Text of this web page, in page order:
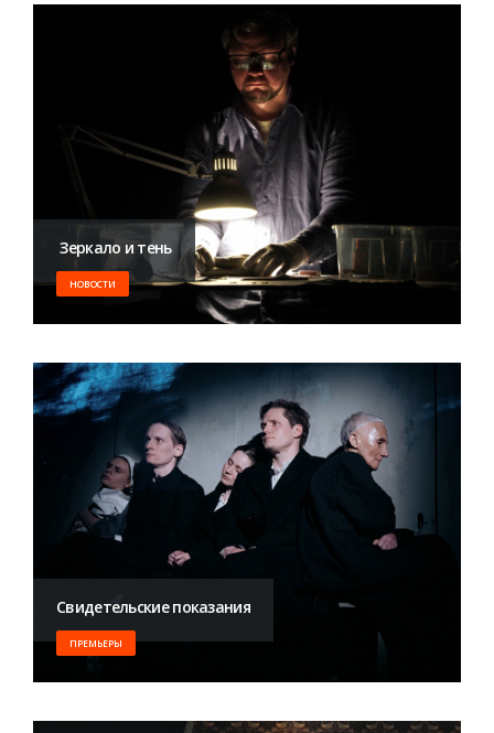
​ Зеркало и тень
НОВОСТИ
Свидетельские показания
ПРЕМЬЕРЫ